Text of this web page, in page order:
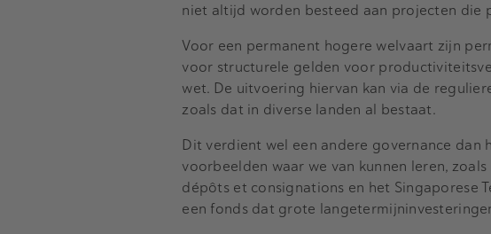
niet altijd worden besteed aan projecten die
Voor een permanent hogere welvaart zijn
voor structurele gelden voor
wet. De uitvoering hiervan kan via de
zoals dat in diverse landen al bestaat.
Dit verdient wel een andere governance
voorbeelden waar we van kunnen leren,
dépôts et consignations en het Singaporese
een fonds dat grote